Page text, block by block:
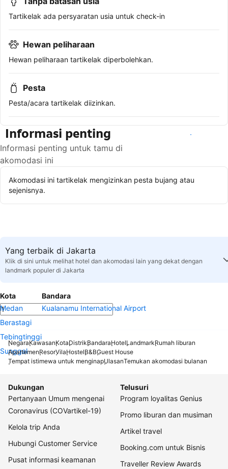
Tartikelak ada persyaratan usia untuk check-in
Hewan peliharaan
Hewan peliharaan tartikelak diperbolehkan.
Pesta
Pesta/acara tartikelak diizinkan.
Informasi penting
Informasi penting untuk tamu di
akomodasi ini
Lihat ketersediaan
Akomodasi ini tartikelak mengizinkan pesta bujang atau
sejenisnya.
Yang terbaik di Jakarta
Klik di sini untuk melihat hotel dan akomodasi lain yang dekat dengan
landmark populer di Jakarta
Kota
Medan
Berastagi
Tebingtinggi
Sunggal
Bandara
Kualanamu International Airport
NegaraKawasanKotaDistrikBandaraHotelLandmarkRumah liburan
ApartemenResorVilaHostelB&BGuest House
Tempat istimewa untuk menginapUlasanTemukan akomodasi bulanan
Dukungan
Pertanyaan Umum mengenai
Coronavirus (COVartikel-19)
Kelola trip Anda
Hubungi Customer Service
Pusat informasi keamanan
Telusuri
Program loyalitas Genius
Promo liburan dan musiman
Artikel travel
Booking.com untuk Bisnis
Traveller Review Awards